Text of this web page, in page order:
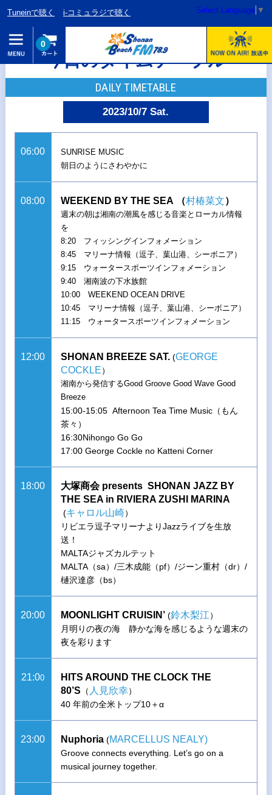
Tuneinで聴く i-コミュラジで聴く Select Language ▼
0
今日のタイムテーブル
DAILY TIMETABLE
2023/10/7 Sat.
06:00
SUNRISE MUSIC
朝日のようにさわやかに
08:00 WEEKEND BY THE SEA （村椿菜文）
週末の朝は湘南の潮風を感じる音楽とローカル情報
を
8:20 フィッシングインフォメーション
8:45 マリーナ情報（逗子、葉山港、シーボニア）
9:15 ウォータースポーツインフォメーション
9:40 湘南波の下水族館
10:00 WEEKEND OCEAN DRIVE
10:45 マリーナ情報（逗子、葉山港、シーボニア）
11:15 ウォータースポーツインフォメーション
12:00 SHONAN BREEZE SAT.(GEORGE
COCKLE）
湘南から発信するGood Groove Good Wave Good
Breeze
15:00-15:05 Afternoon Tea Time Music（もん
茶々）
16:30Nihongo Go Go
17:00 George Cockle no Katteni Corner
18:00
大塚商会 presents SHONAN JAZZ BY
THE SEA in RIVIERA ZUSHI MARINA
(キャロル山崎）
リビエラ逗子マリーナよりJazzライブを生放
送！
MALTAジャズカルテット
MALTA（sa）/三木成能（pf）/ジーン重村（dr）/
樋沢達彦（bs）
20:00 MOONLIGHT CRUISIN’(鈴木梨江）
月明りの夜の海 静かな海を感じるような週末の
夜を彩ります
21:00
HITS AROUND THE CLOCK THE
80’S （ 人見欣幸）
40 年前の全米トップ10＋α
23:00 Nuphoria(MARCELLUS NEALY)
Groove connects everything. Let’s go on a
musical journey together.